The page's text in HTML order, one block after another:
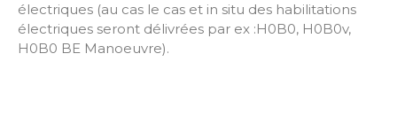
électriques (au cas le cas et in situ des habilitations
électriques seront délivrées par ex :H0B0, H0B0v,
H0B0 BE Manoeuvre).